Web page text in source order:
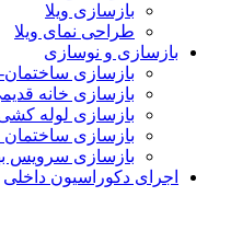
بازسازی ویلا
طراحی نمای ویلا
بازسازی و نوسازی
بازسازی
بازسازی خانه
بازسازی لوله
بازسازی ساختمان
بازسازی سرویس
اجرای دکوراسیون داخلی